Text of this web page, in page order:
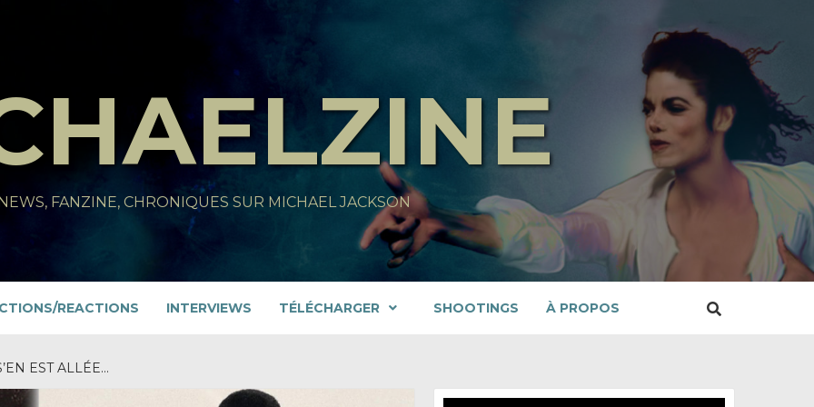
FANZINE, CHRONIQUES SUR MICHAEL JACKSON
REACTIONS INTERVIEWS TÉLÉCHARGER SHOOTINGS À PROPOS
EST ALLÉE…